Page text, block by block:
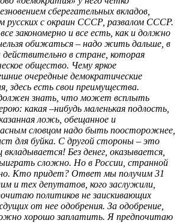
сберегательных вкладов,
русских с окраин СССР, развалом СССР.
закономерно и все есть, как и должно
обижаться – надо жить дальше, в
в стране, которая
общество. Чему яркое
очередные демократические
здесь есть свои преимущества.
знать, что может всплыть
какая –нибудь маленькая подлость,
ложь, обещанное и
словцом надо быть поосторожнее,
для буйка. С другой стороны – это
Без денег, оказывается,
сложно. Но в России, странной
Кто придет? Ответ мы получим 31
и тех депутатов, кого заслужили,
политиков не заискивающих
от нее одобрения. За одобрение,
хорошо заплатить. Я предпочитаю